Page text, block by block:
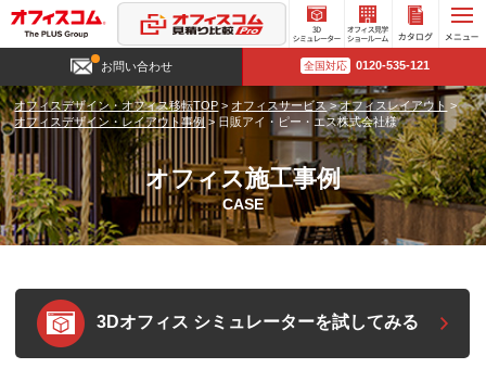
3D
シミュ
レータ
ー
オフィ
ス見学
ショー
ルーム
お問い合わせ 全国対応 0120-535-121
オフィスデザイン・オフィス移転TOP > オフィスサービス>オフィスレイアウト >
オフィスデザイン・レイアウト事例 > 日販アイ・ピー・エス株式会社様
オフィス施工事例
CASE
3Dオフィス シミュレーターを試してみる